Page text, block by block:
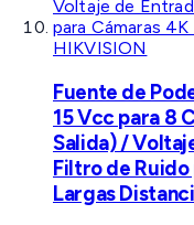
HIKVISION
Fuente de
15 Vcc para 8
Salida) /
Filtro de Ruido
Largas